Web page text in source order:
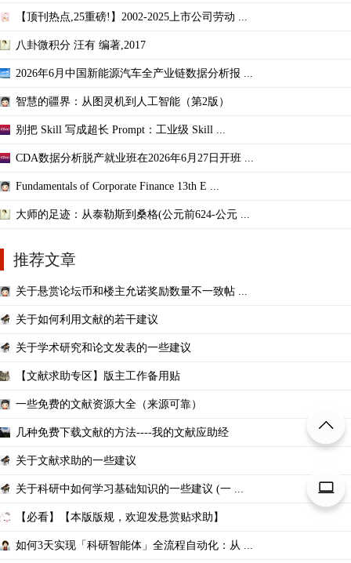
【顶刊热点,25重磅!】2002-2025上市公司劳动 ...
八卦微积分 汪有 编著,2017
2026年6月中国新能源汽车全产业链数据分析报 ...
智慧的疆界：从图灵机到人工智能（第2版）
别把 Skill 写成超长 Prompt：工业级 Skill ...
CDA数据分析脱产就业班在2026年6月27日开班 ...
Fundamentals of Corporate Finance 13th E ...
大师的足迹：从泰勒斯到桑格(公元前624-公元 ...
推荐文章
关于悬赏论坛币和楼主允诺奖励数量不一致帖 ...
关于如何利用文献的若干建议
关于学术研究和论文发表的一些建议
【文献求助专区】版主工作备用贴
一些免费的文献资源大全（来源可靠）
几种免费下载文献的方法----我的文献应助经
关于文献求助的一些建议
关于科研中如何学习基础知识的一些建议 (一 ...
【必看】【本版版规，欢迎发悬赏贴求助】
如何3天实现「科研智能体」全流程自动化：从 ...